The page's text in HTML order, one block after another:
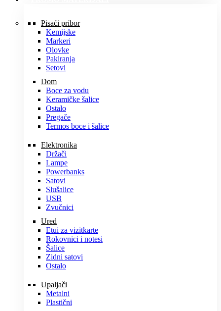
Pisaći pribor
Kemijske
Markeri
Olovke
Pakiranja
Setovi
Dom
Boce za vodu
Keramičke šalice
Ostalo
Pregače
Termos boce i šalice
Elektronika
Držači
Lampe
Powerbanks
Satovi
Slušalice
USB
Zvučnici
Ured
Etui za vizitkarte
Rokovnici i notesi
Šalice
Zidni satovi
Ostalo
Upaljači
Metalni
Plastični